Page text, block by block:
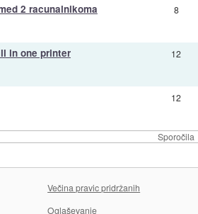
Sporočila
2 racunalnikoma 8
in one printer 12
12
Večina pravic pridržanih
Oglaševanje